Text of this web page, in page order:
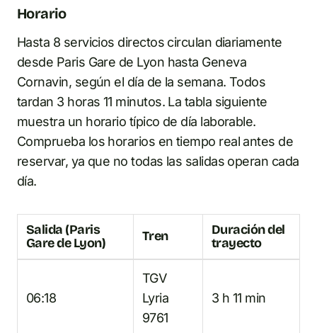
Horario
Hasta 8 servicios directos circulan diariamente
desde Paris Gare de Lyon hasta Geneva
Cornavin, según el día de la semana. Todos
tardan 3 horas 11 minutos. La tabla siguiente
muestra un horario típico de día laborable.
Comprueba los horarios en tiempo real antes de
reservar, ya que no todas las salidas operan cada
día.
Salida (Paris
Gare de Lyon)
Tren
Duración del
trayecto
06:18
TGV
Lyria
9761
3 h 11 min